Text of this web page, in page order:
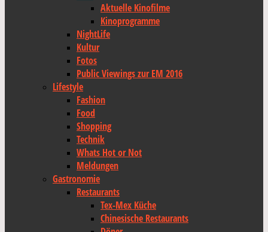
Aktuelle Kinofilme
Kinoprogramme
NightLife
Kultur
Fotos
Public Viewings zur EM 2016
Lifestyle
Fashion
Food
Shopping
Technik
Whats Hot or Not
Meldungen
Gastronomie
Restaurants
Tex-Mex Küche
Chinesische Restaurants